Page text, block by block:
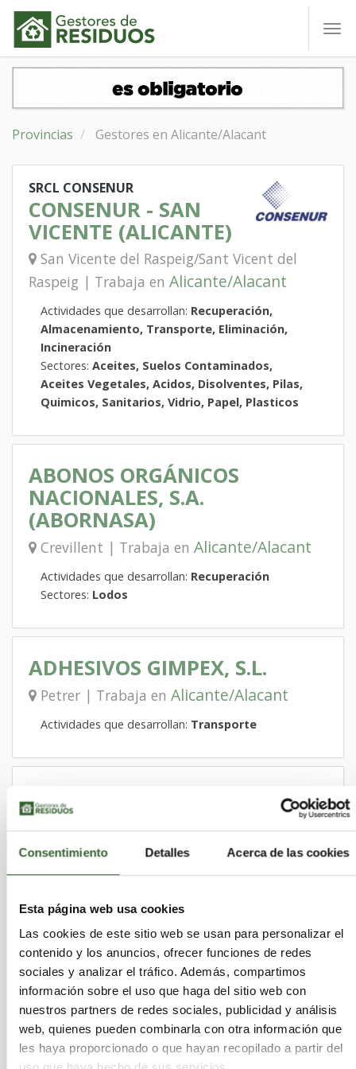
Consentimiento Detalles Acerca de las cookies
Esta página web usa cookies
Las cookies de este sitio web se usan para personalizar el
contenido y los anuncios, ofrecer funciones de redes
sociales y analizar el tráfico. Además, compartimos
información sobre el uso que haga del sitio web con
nuestros partners de redes sociales, publicidad y análisis
web, quienes pueden combinarla con otra información que
les haya proporcionado o que hayan recopilado a partir del
Provincias Gestores en Alicante/Alacant
SRCL CONSENUR
CONSENUR - SAN
VICENTE (ALICANTE)
San Vicente del Raspeig/Sant Vicent del
Raspeig | Trabaja en Alicante/Alacant
Actividades que desarrollan: Recuperación,
Almacenamiento, Transporte, Eliminación,
Incineración
Sectores: Aceites, Suelos Contaminados,
Aceites Vegetales, Acidos, Disolventes, Pilas,
Quimicos, Sanitarios, Vidrio, Papel, Plasticos
ABONOS ORGÁNICOS
NACIONALES, S.A.
(ABORNASA)
Crevillent | Trabaja en Alicante/Alacant
Actividades que desarrollan: Recuperación
Sectores: Lodos
ADHESIVOS GIMPEX, S.L.
Petrer | Trabaja en Alicante/Alacant
Actividades que desarrollan: Transporte
ADHESIVOS KEFREN, S.A.
Alicante/Alacant
Actividades que desarrollan:Almacenamiento,
AISCAN, SL
Biar | Trabaja en Alicante/Alacant
Actividades que desarrollan:Recuperación
Sectores:Plasticos